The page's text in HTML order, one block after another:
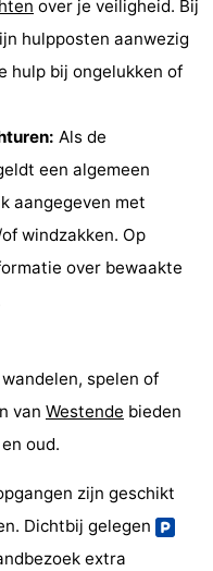
over je veiligheid. Bij
hulpposten aanwezig
hulp bij ongelukken of
Als de
een algemeen
aangegeven met
windzakken. Op
over bewaakte
spelen of
van Westende bieden
oud.
zijn geschikt
Dichtbij gelegen
extra